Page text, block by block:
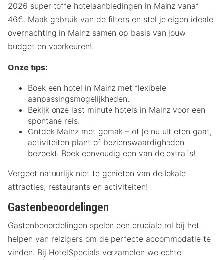
2026 super toffe hotelaanbiedingen in Mainz vanaf
46€. Maak gebruik van de filters en stel je eigen ideale
overnachting in Mainz samen op basis van jouw
budget en voorkeuren!.
Onze tips:
Boek een hotel in Mainz met flexibele
aanpassingsmogelijkheden.
Bekijk onze last minute hotels in Mainz voor een
spontane reis.
Ontdek Mainz met gemak – of je nu uit eten gaat,
activiteiten plant of bezienswaardigheden
bezoekt. Boek eenvoudig een van de extra`s!
Vergeet natuurlijk niet te genieten van de lokale
attracties, restaurants en activiteiten!
Gastenbeoordelingen
Gastenbeoordelingen spelen een cruciale rol bij het
helpen van reizigers om de perfecte accommodatie te
vinden. Bij HotelSpecials verzamelen we echte